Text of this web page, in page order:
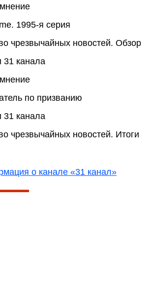
1995-я серия
чрезвычайных новостей. Обзор
31 канала
по призванию
31 канала
чрезвычайных новостей. Итоги
о канале «31 канал»